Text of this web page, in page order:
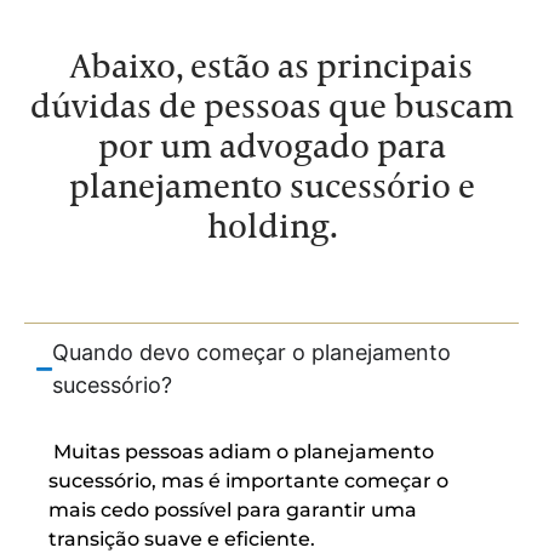
Abaixo, estão as principais
dúvidas de pessoas que buscam
por um advogado para
planejamento sucessório e
holding.
Quando devo começar o planejamento
sucessório?
Muitas pessoas adiam o planejamento
sucessório, mas é importante começar o
mais cedo possível para garantir uma
transição suave e eficiente.